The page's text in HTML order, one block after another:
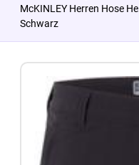
McKINLEY Herren Hose
Schwarz